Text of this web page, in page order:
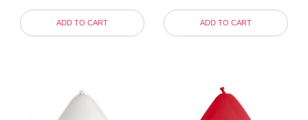
ADD TO CART ADD TO CART